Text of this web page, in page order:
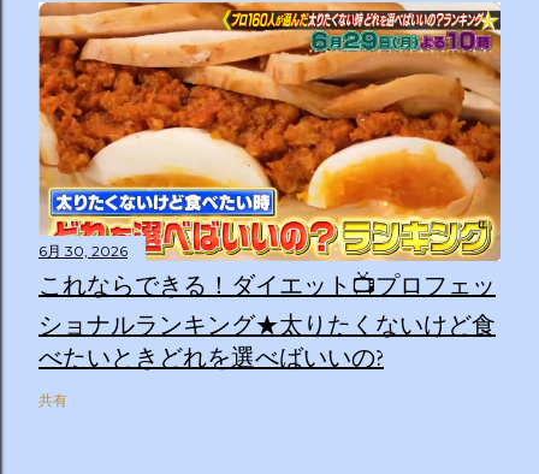
6月 30, 2026
これならできる！ダイエット📺プロフェッ
ショナルランキング★太りたくないけど食
べたいときどれを選べばいいの?
共有